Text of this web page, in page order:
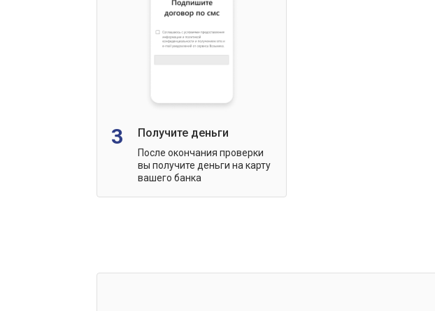
3 Получите деньги
После окончания проверки
вы получите деньги на карту
вашего банка